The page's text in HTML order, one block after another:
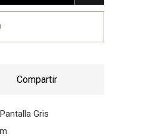
Compartir
Gris